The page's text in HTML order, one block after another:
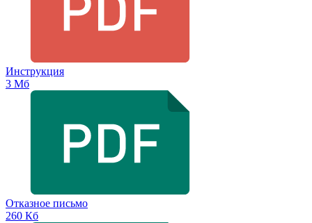
Инструкция
3 Мб
Отказное письмо
260 Кб